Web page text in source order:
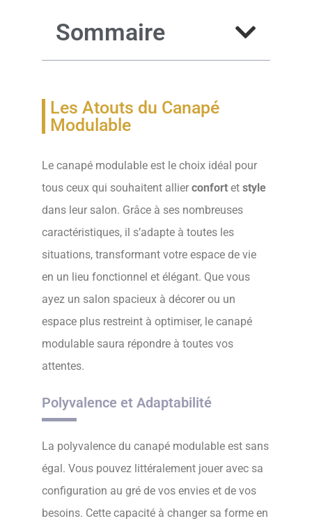
Sommaire
Les Atouts du Canapé
Modulable
Le canapé modulable est le choix idéal pour
tous ceux qui souhaitent allier confort et style
dans leur salon. Grâce à ses nombreuses
caractéristiques, il s’adapte à toutes les
situations, transformant votre espace de vie
en un lieu fonctionnel et élégant. Que vous
ayez un salon spacieux à décorer ou un
espace plus restreint à optimiser, le canapé
modulable saura répondre à toutes vos
attentes.
Polyvalence et Adaptabilité
La polyvalence du canapé modulable est sans
égal. Vous pouvez littéralement jouer avec sa
configuration au gré de vos envies et de vos
besoins. Cette capacité à changer sa forme en